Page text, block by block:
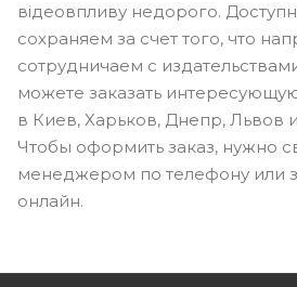
відеовпливу недорого.
сохраняем за счет того, что
сотрудничаем с
можете заказать
в Киев, Харьков, Днепр, Львов
Чтобы оформить заказ, нужно
менеджером по телефону или
онлайн.